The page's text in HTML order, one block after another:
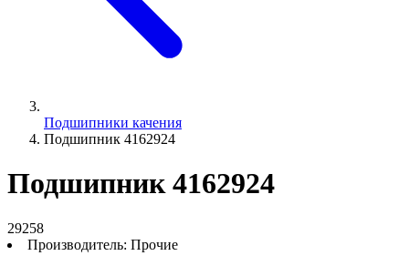
Подшипники качения
Подшипник 4162924
Подшипник 4162924
29258
Производитель: Прочие